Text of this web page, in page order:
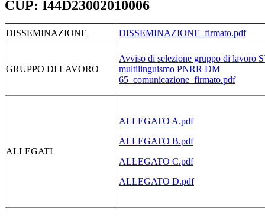
CUP: I44D23002010006
DISSEMINAZIONE DISSEMINAZIONE_firmato.pdf
GRUPPO DI LAVORO
Avviso di selezione gruppo di lavoro
multilinguismo PNRR DM
65_comunicazione_firmato.pdf
ALLEGATI
ALLEGATO A.pdf
ALLEGATO B.pdf
ALLEGATO C.pdf
ALLEGATO D.pdf